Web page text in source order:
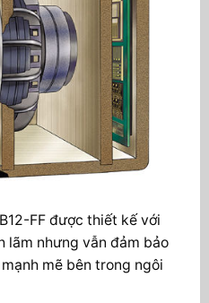
FF được thiết kế với
lãm nhưng vẫn đảm bảo
mẽ bên trong ngôi